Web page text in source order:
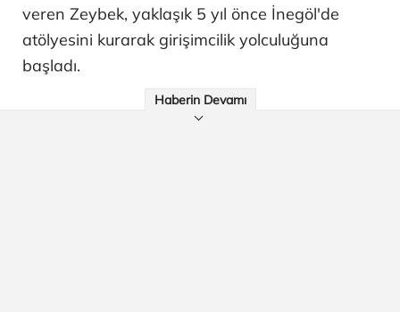
veren Zeybek, yaklaşık 5 yıl önce İnegöl'de
atölyesini kurarak girişimcilik yolculuğuna
başladı.
Haberin Devamı